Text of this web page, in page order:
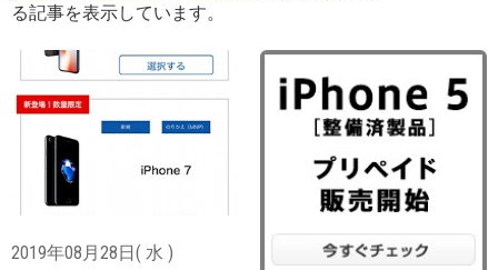
る記事を表示しています。
2019年08月28日( 水 )